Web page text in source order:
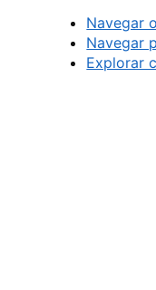
Navegar
Navegar
Explorar